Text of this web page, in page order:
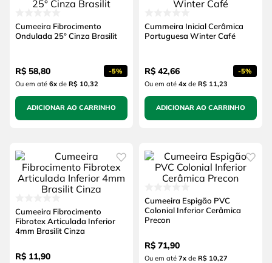
Cumeeira Fibrocimento
Ondulada 25° Cinza Brasilit
R$ 58,80 -5%
Ou em até 6xde R$ 10,32
ADICIONAR AO CARRINHO
Cummeira Inicial Cerâmica
Portuguesa Winter Café
R$ 42,66 -5%
Ou em até 4xde R$ 11,23
ADICIONAR AO CARRINHO
Cumeeira Fibrocimento
Fibrotex Articulada Inferior
4mm Brasilit Cinza
R$ 11,90
Cumeeira Espigão PVC
Colonial Inferior Cerâmica
Precon
R$ 71,90
Ou em até 7xde R$ 10,27